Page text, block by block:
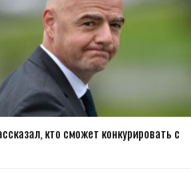
кто сможет конкурировать с